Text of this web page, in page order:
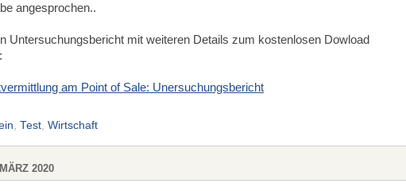
angesprochen..
Untersuchungsbericht mit weiteren Details zum kostenlosen Dowload
am Point of Sale: Unersuchungsbericht
, Test, Wirtschaft
2020